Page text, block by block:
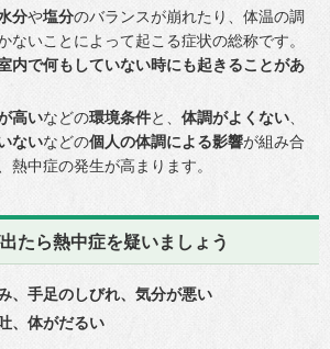
分や塩分のバランスが崩れたり、体温の調
ないことによって起こる症状の総称です。
内で何もしていない時にも起きることがあ
高いなどの環境条件と、 体調がよくない、
ないなどの個人の体調による影響が組み合
熱中症の発生が高まります。
たら熱中症を疑いましょう
、手足のしびれ、気分が悪い
、体がだるい